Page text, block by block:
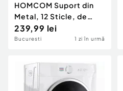
HOMCOM Suport din
Metal, 12 Sticle, de
Podea, Negru
239,99 lei
Bucuresti 1 zi în urmă